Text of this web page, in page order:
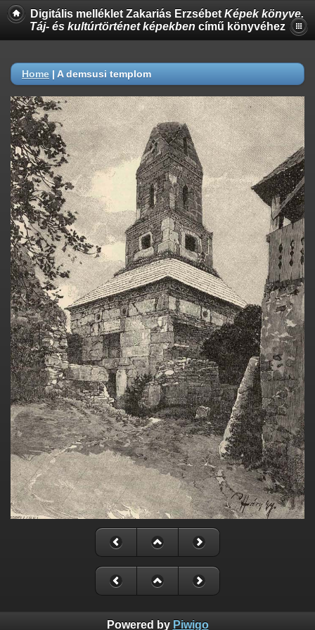
Digitális melléklet Zakariás Erzsébet Képek könyve.
Táj- és kultúrtörténet képekben című könyvéhez
Home | A demsusi templom
Powered by Piwigo